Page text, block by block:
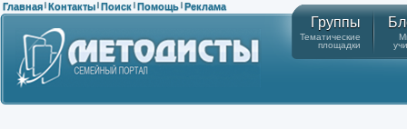
Главная | Контакты | Поиск | Помощь | Реклама
Группы
Тематические
площадки